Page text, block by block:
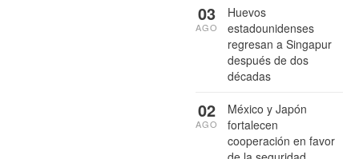
Huevos
estadounidenses
regresan a Singapur
después de dos
décadas
03
AGO
México y Japón
fortalecen
cooperación en favor
02
AGO